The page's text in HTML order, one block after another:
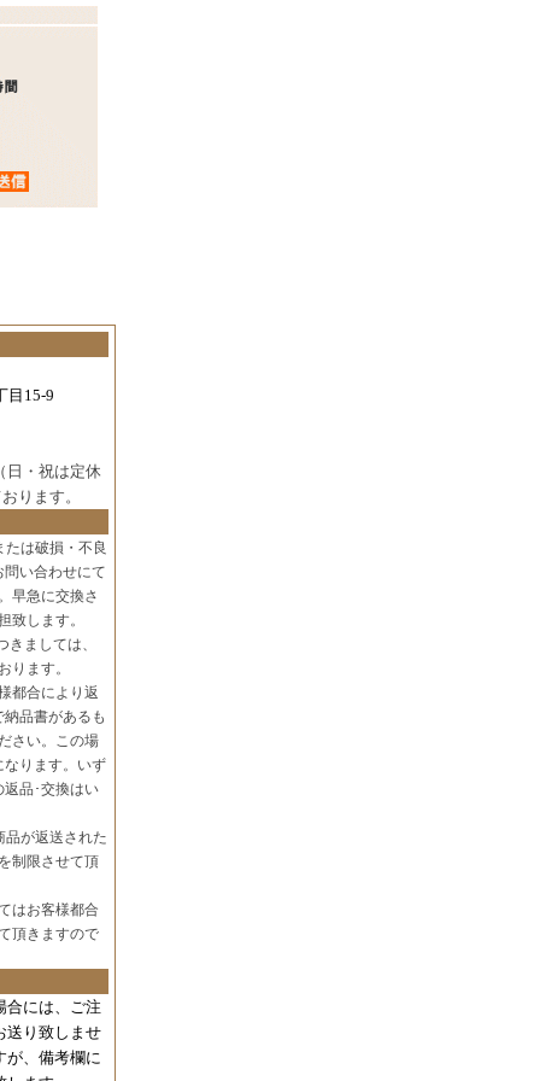
15-9
日・祝は定休
ります。
は破損・不良
い合わせにて
早急に交換さ
致します。
ましては、
ります。
都合により返
品書があるも
さい。この場
なります。いず
品･交換はい
品が返送された
制限させて頂
はお客様都合
頂きますので
には、 ご注
送り致しませ
が、備考欄に